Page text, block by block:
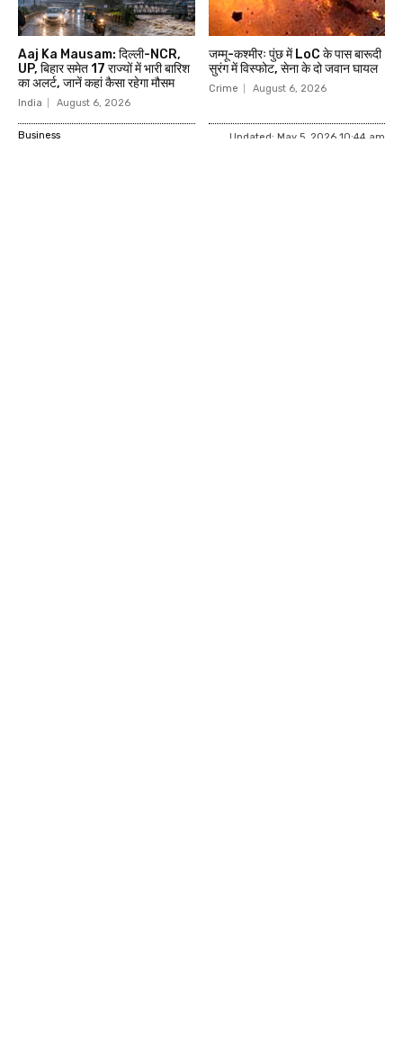
Aaj Ka Mausam: दिल्ली-NCR,
UP, बिहार समेत 17 राज्यों में भारी बारिश
का अलर्ट, जानें कहां कैसा रहेगा मौसम
India August 6, 2026
जम्मू-कश्मीरः पुंछ में LoC के पास बारूदी
सुरंग में विस्फोट, सेना के दो जवान घायल
Crime August 6, 2026